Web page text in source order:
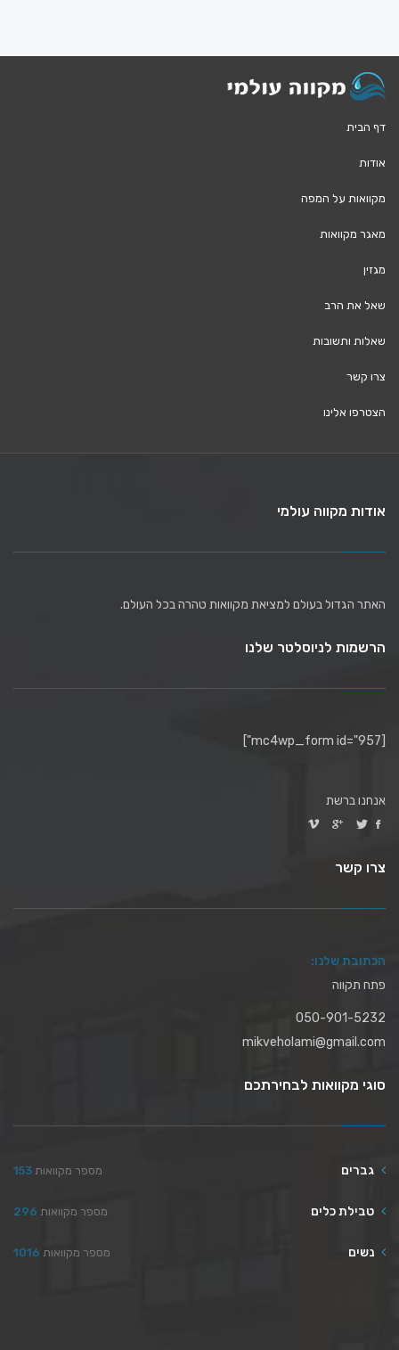
דף הבית
אודות
מקוואות על המפה
מאגר מקוואות
מגזין
שאל את הרב
שאלות ותשובות
צרו קשר
הצטרפו אלינו
אודות מקווה עולמי
האתר הגדול בעולם למציאת מקוואות טהרה בכל העולם.
הרשמות לניוסלטר שלנו
[mc4wp_form id="957"]
אנחנו ברשת
צרו קשר
הכתובת שלנו:
פתח תקווה
050-901-5232
mikveholami@gmail.com
סוגי מקוואות לבחירתכם
גברים 153 מספר מקוואות
טבילת כלים 296 מספר מקוואות
נשים 1016 מספר מקוואות